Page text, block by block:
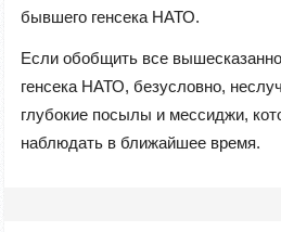
бывшего генсека НАТО.
Если обобщить все
генсека НАТО, безусловно,
глубокие посылы и мессиджи,
наблюдать в ближайшее время.